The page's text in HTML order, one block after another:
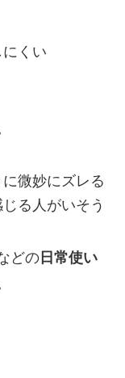
くい
微妙にズレる
る人がいそう
どの日常使い